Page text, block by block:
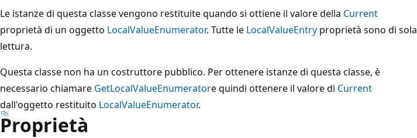
Le istanze di questa classe vengono restituite quando si ottiene il valore della Current
proprietà di un oggetto LocalValueEnumerator. Tutte le LocalValueEntry proprietà sono di sola
lettura.
Questa classe non ha un costruttore pubblico. Per ottenere istanze di questa classe, è
necessario chiamare GetLocalValueEnumeratore quindi ottenere il valore di Current
dall'oggetto restituito LocalValueEnumerator.
Proprietà